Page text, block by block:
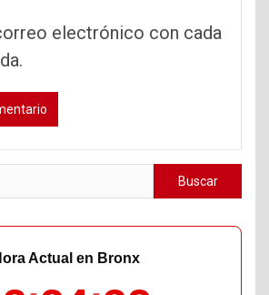
electrónico con cada
Actual en Bronx